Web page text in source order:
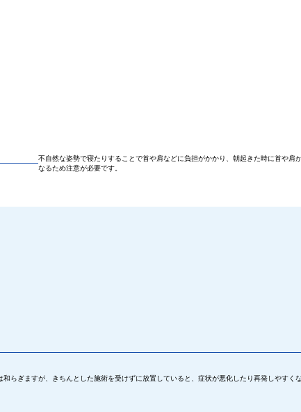
不自然な姿勢で寝たりすることで首や肩などに負担がかかり、朝起きた時に首や
なるため注意が必要です。
らぎますが、きちんとした施術を受けずに放置していると、症状が悪化したり再発しやすくな